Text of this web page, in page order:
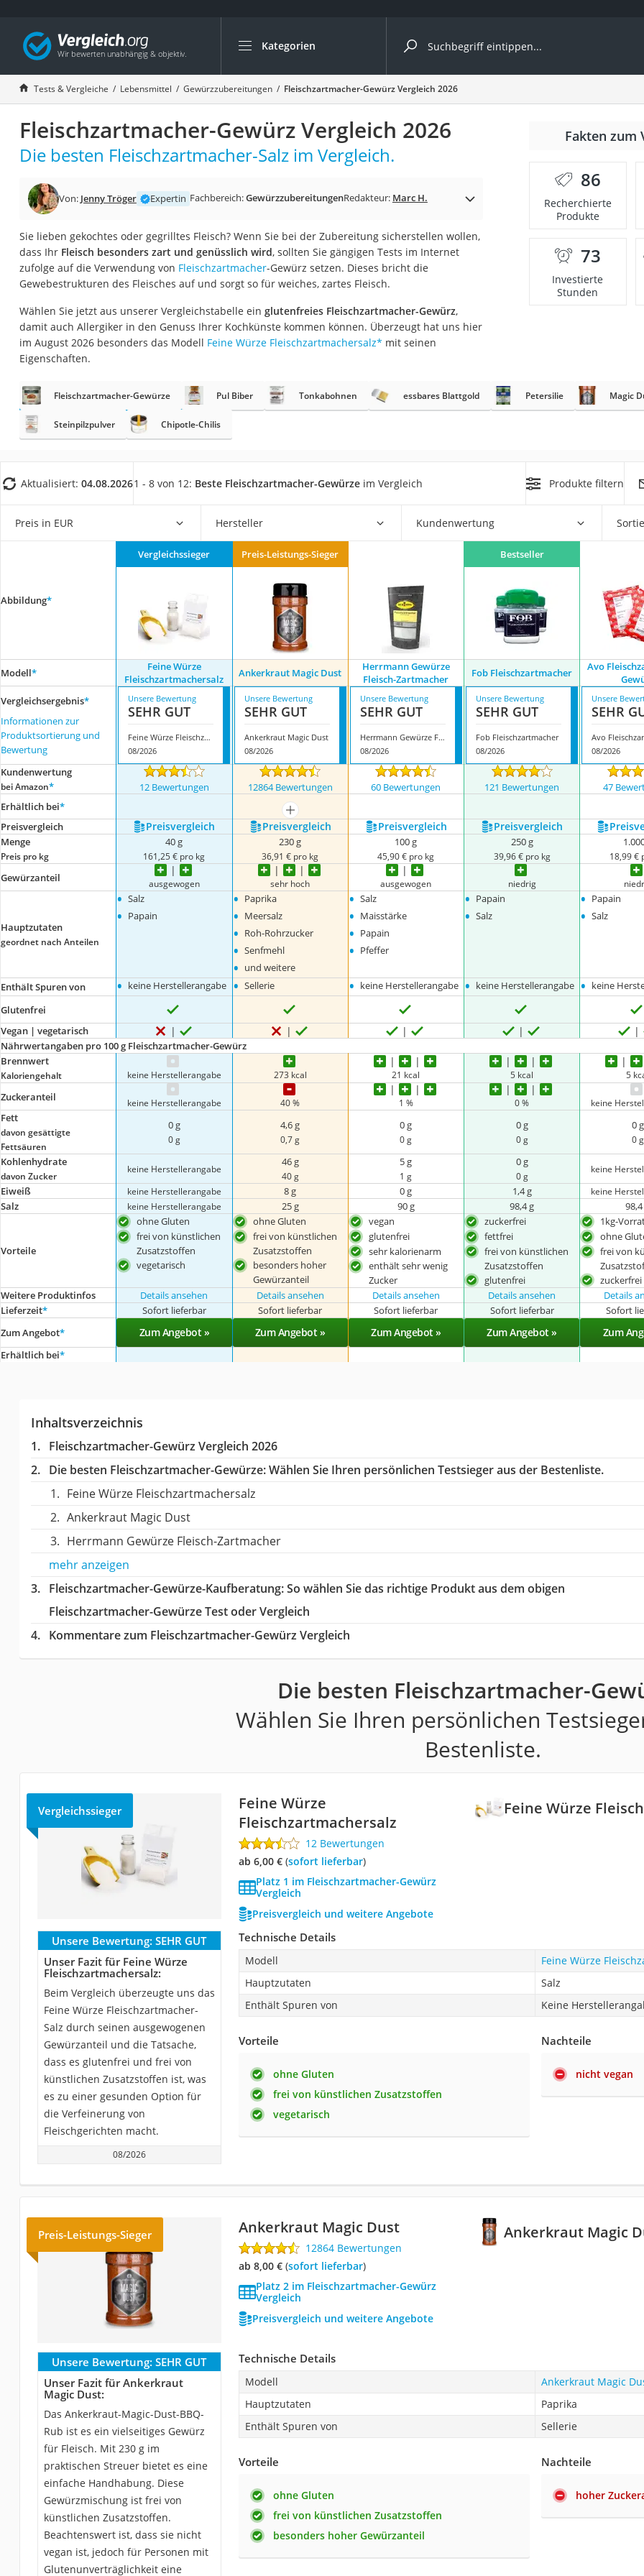
Kategorien
Die beliebtesten Vergleiche nach Kategorie
Lebensmittel
Schwarzkümmelöl
Knäckebrot
Schwarzkümmelöl-Kapseln
Eiklar
Balsamico-Essig
Schwarzkümmelöl bio
Sardinen
Honig
Gemüsebrühe
Grapefruitkernextrakt
Matcha-Set
Erythrit
Müsli ohne Zuckerzusatz
Service
Tests & Vergleiche Lebensmittel Gewürzzubereitungen Fleischzartmacher-Gewürz Vergleich 2026
Fleischzartmacher-Gewürz Vergleich 2026
Die besten Fleischzartmacher-Salz im Vergleich.
Von: Jenny Tröger Expertin Fachbereich:GewürzzubereitungenRedakteur: Marc H.
Sie lieben gekochtes oder gegrilltes Fleisch? Wenn Sie bei der Zubereitung sicherstellen wollen,
dass Ihr Fleisch besonders zart und genüsslich wird, sollten Sie gängigen Tests im Internet
zufolge auf die Verwendung von Fleischzartmacher-Gewürz setzen. Dieses bricht die
Gewebestrukturen des Fleisches auf und sorgt so für weiches, zartes Fleisch.
Wählen Sie jetzt aus unserer Vergleichstabelle ein glutenfreies Fleischzartmacher-Gewürz,
damit auch Allergiker in den Genuss Ihrer Kochkünste kommen können. Überzeugt hat uns hier
im August 2026 besonders das Modell Feine Würze Fleischzartmachersalz* mit seinen
Eigenschaften.
Fakten zum
86
Recherchierte
Produkte
73
Investierte
Stunden
Fleischzartmacher-Gewürze Pul Biber Tonkabohnen essbares Blattgold Petersilie Magic
Steinpilzpulver Chipotle-Chilis
Aktualisiert: 04.08.20261 - 8 von 12: Beste Fleischzartmacher-Gewürze im Vergleich Produkte filtern
Preis in EUR Hersteller Kundenwertung
Abbildung*
Vergleichssieger Preis-Leistungs-Sieger Bestseller
Modell*
Feine Würze
Fleischzartmachersalz
Ankerkraut Magic Dust
Herrmann Gewürze
Fleisch-Zartmacher
Fob Fleischzartmacher
Avo
Vergleichsergebnis*
Informationen zur
Produktsortierung und
Bewertung
Unsere Bewertung
SEHR GUT
Feine Würze Fleischzartmachersalz
08/2026
Unsere Bewertung
SEHR GUT
Ankerkraut Magic Dust
08/2026
Unsere Bewertung
SEHR GUT
Herrmann Gewürze Fleisch-Zartmacher
08/2026
Unsere Bewertung
SEHR GUT
Fob Fleischzartmacher
08/2026
Unsere
SEHR
08/2026
Kundenwertung
bei Amazon* 12 Bewertungen 12864 Bewertungen 60 Bewertungen 121 Bewertungen 47
Erhältlich bei*
mehr anzeigen
Preis­vergleich
Preis­vergleich Preis­vergleich Preis­vergleich Preis­vergleich
Menge
Preis pro kg
40 g
161,25 € pro kg
230 g
36,91 € pro kg
100 g
45,90 € pro kg
250 g
39,96 € pro kg 18,99 €
Gewürzanteil ausgewogen sehr hoch ausgewogen niedrig
Hauptzutaten
geordnet nach Anteilen
• Salz
• Papain
• Paprika
• Meersalz
• Roh-Rohrzucker
• Senfmehl
• und weitere
• Salz
• Maisstärke
• Papain
• Pfeffer
• Papain
• Salz
• Papain
• Salz
Enthält Spuren von • keine Herstellerangabe • Sellerie • keine Herstellerangabe • keine Herstellerangabe • keine
Glutenfrei
Vegan | vegetarisch
Nährwertangaben pro 100 g Fleischzartmacher-Gewürz
Brennwert
Kaloriengehalt keine Herstellerangabe 273 kcal 21 kcal 5 kcal 5
Zuckeranteil keine Herstellerangabe 40 % 1 % 0 % keine
Fett
davon gesättigte
Fettsäuren
0 g
0 g
4,6 g
0,7 g
0 g
0 g
0 g
0 g
0 g
0 g
Kohlenhydrate
davon Zucker
keine Herstellerangabe
46 g
40 g
5 g
1 g
0 g
0 g
keine
Eiweiß keine Herstellerangabe 8 g 0 g 1,4 g keine
Salz
keine Herstellerangabe 25 g 90 g 98,4 g
Vorteile
ohne Gluten
frei von künstlichen
Zusatzstoffen
vegetarisch
ohne Gluten
frei von künstlichen
Zusatzstoffen
besonders hoher
Gewürzanteil
vegan
glutenfrei
sehr kalorienarm
enthält sehr wenig
Zucker
zuckerfrei
fettfrei
frei von künstlichen
Zusatzstoffen
glutenfrei
1kg-
ohne
frei von
zuckerfrei
Weitere Produktinfos Details ansehen Details ansehen Details ansehen Details ansehen Details
Lieferzeit* Sofort lieferbar Sofort lieferbar Sofort lieferbar Sofort lieferbar Sofort
Zum Angebot* Zum Angebot » Zum Angebot » Zum Angebot » Zum Angebot » Zum
Erhältlich bei*
Inhaltsverzeichnis
Fleischzartmacher-Gewürz Vergleich 2026
Die besten Fleischzartmacher-Gewürze:Wählen Sie Ihren persönlichen Testsieger aus der Bestenliste.
Feine Würze Fleischzartmachersalz
Ankerkraut Magic Dust
Herrmann Gewürze Fleisch-Zartmacher
mehr anzeigen
Fleischzartmacher-Gewürze-Kaufberatung: So wählen Sie das richtige Produkt aus dem obigen
Fleischzartmacher-Gewürze Test oder Vergleich
Kommentare zum Fleischzartmacher-Gewürz Vergleich
Die besten Fleischzartmacher-
Wählen Sie Ihren persönlichen
Bestenliste.
Feine Würze
Vergleichssieger
Feine Würze
Fleischzartmachersalz
12 Bewertungen
ab 6,00 €( Sofort lieferbar)
Platz 1 im Fleischzartmacher-Gewürz
Vergleich
Preisvergleich und weitere Angebote
Unsere Bewertung: SEHR GUT
Unser Fazit für Feine Würze
Fleischzartmachersalz:
Beim Vergleich überzeugte uns das
Feine Würze Fleischzartmacher-
Salz durch seinen ausgewogenen
Gewürzanteil und die Tatsache,
dass es glutenfrei und frei von
künstlichen Zusatzstoffen ist, was
es zu einer gesunden Option für
die Verfeinerung von
Fleischgerichten macht.
08/2026
Technische Details
Modell
Feine Würze
Hauptzutaten
Salz
Enthält Spuren von
Keine
Vorteile
ohne Gluten
frei von künstlichen Zusatzstoffen
vegetarisch
Nachteile
nicht vegan
Ankerkraut Magic
Preis-Leistungs-Sieger Ankerkraut Magic Dust
12864 Bewertungen
ab 8,00 €( Sofort lieferbar)
Platz 2 im Fleischzartmacher-Gewürz
Vergleich
Preisvergleich und weitere Angebote
Unsere Bewertung: SEHR GUT
Unser Fazit für Ankerkraut
Magic Dust:
Das Ankerkraut-Magic-Dust-BBQ-
Rub ist es ein vielseitiges Gewürz
für Fleisch. Mit 230 g im
praktischen Streuer bietet es eine
einfache Handhabung. Diese
Gewürzmischung ist frei von
künstlichen Zusatzstoffen.
Beachtenswert ist, dass sie nicht
vegan ist, jedoch für Personen mit
Glutenunverträglichkeit eine
Technische Details
Modell
Ankerkraut Magic
Hauptzutaten
Paprika
Enthält Spuren von
Sellerie
Vorteile
ohne Gluten
frei von künstlichen Zusatzstoffen
besonders hoher Gewürzanteil
Nachteile
hoher